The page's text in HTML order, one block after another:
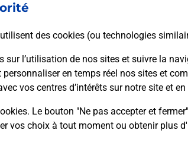
utilisent des cookies (ou technologies
l’utilisation de nos sites et suivre la
personnaliser en temps réel nos sites et
vos centres d’intérêts sur notre site et en
Le bouton "Ne pas accepter et
vos choix à tout moment ou obtenir plus